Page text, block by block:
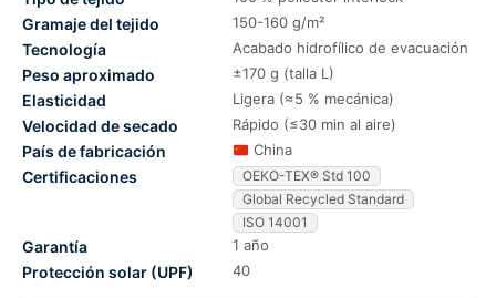
Gramaje del tejido 150-160 g/m²
Tecnología Acabado hidrofílico de evacuación
Peso aproximado ±170 g (talla L)
Elasticidad Ligera (≈5 % mecánica)
Velocidad de secado Rápido (≤30 min al aire)
País de fabricación China
Certificaciones
OEKO-TEX® Std 100
Global Recycled Standard
ISO 14001
Garantía 1 año
Protección solar (UPF) 40